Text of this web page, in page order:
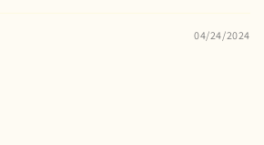
04/24/2024